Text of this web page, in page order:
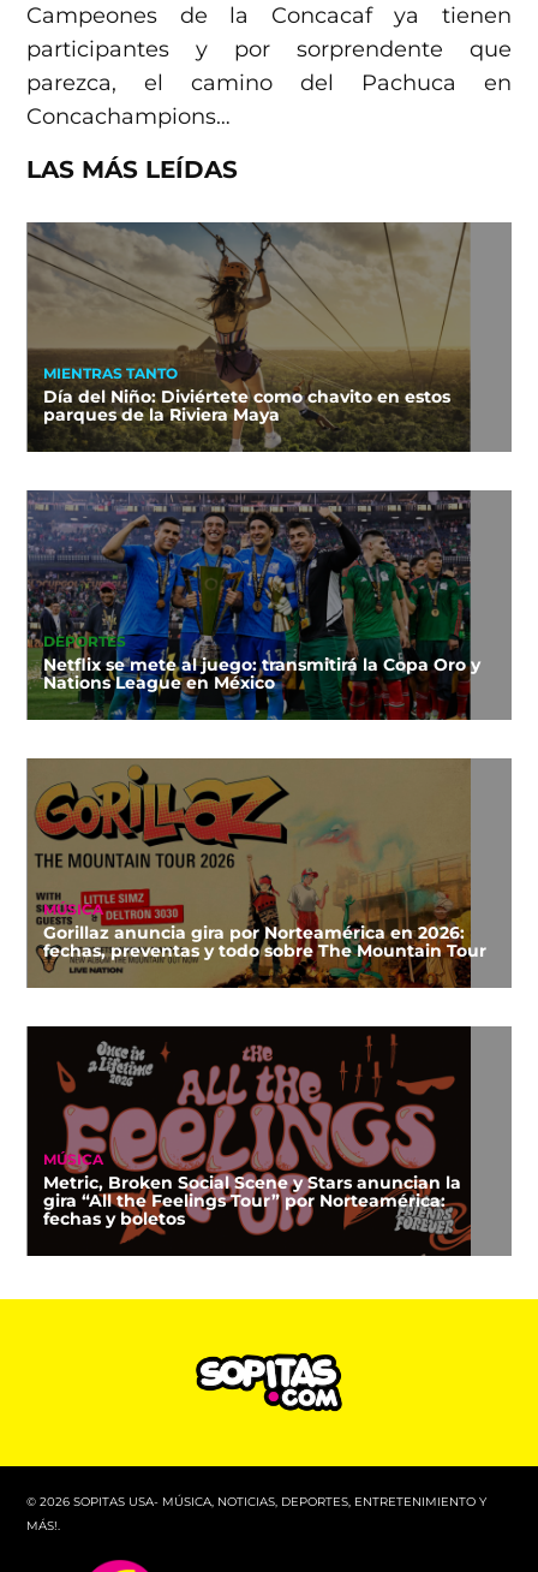
Campeones de la Concacaf ya tienen
participantes y por sorprendente que
parezca, el camino del Pachuca en
Concachampions…
LAS MÁS LEÍDAS
MIENTRAS TANTO
Día del Niño: Diviértete como chavito en estos
parques de la Riviera Maya
DEPORTES
Netflix se mete al juego: transmitirá la Copa Oro y
Nations League en México
MÚSICA
Gorillaz anuncia gira por Norteamérica en 2026:
fechas, preventas y todo sobre The Mountain Tour
MÚSICA
Metric, Broken Social Scene y Stars anuncian la
gira “All the Feelings Tour” por Norteamérica:
fechas y boletos
© 2026 SOPITAS USA- MÚSICA, NOTICIAS, DEPORTES, ENTRETENIMIENTO Y
MÁS!.